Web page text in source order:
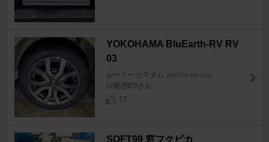
YOKOHAMA BluEarth-RV RV
03
ルーミーカスタム [M900A/M910A]
白龍@ESさん
17
SOFT99 窓フクピカ